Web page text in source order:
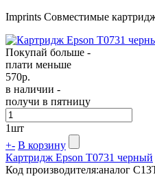
Imprints Совместимые
Покупай больше -
плати меньше
570р.
в наличии -
получи в пятницу
1шт
+- В корзину
Картридж Epson T0731 черный
Код производителя:аналог